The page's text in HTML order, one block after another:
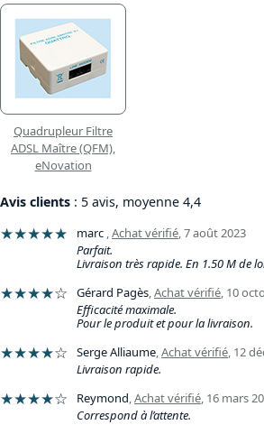
Quadrupleur Filtre
ADSL Maître (QFM),
eNovation
Avis clients : 5 avis, moyenne 4,4
★★★★★ marc ,Achat vérifié,7 août 2023
Parfait.
Livraison très rapide. En 1.50 M de
★★★★☆ Gérard Pagès,Achat vérifié, 10
Efficacité maximale.
Pour le produit et pour la livraison.
★★★★☆ Serge Alliaume,Achat vérifié, 12
Livraison rapide.
★★★★☆ Reymond,Achat vérifié, 16 mars
Correspond à l’attente.